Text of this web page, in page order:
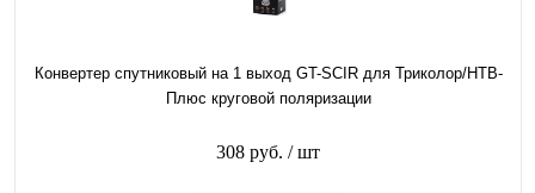
Конвертер спутниковый на 1 выход GT-SCIR для Триколор/НТВ-
Плюс круговой поляризации
308 руб. / шт